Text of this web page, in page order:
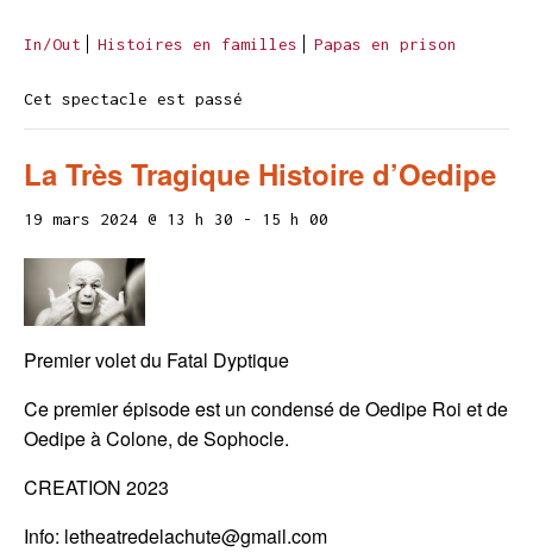
In/Out Histoires en familles Papas en prison
Cet spectacle est passé
La Très Tragique Histoire d’Oedipe
19 mars 2024 @ 13 h 30 - 15 h 00
Premier volet du Fatal Dyptique
Ce premier épisode est un condensé de Oedipe Roi et de
Oedipe à Colone, de Sophocle.
CREATION 2023
Info: letheatredelachute@gmail.com